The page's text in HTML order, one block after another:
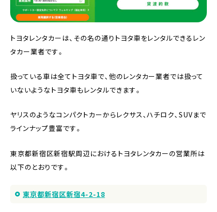
トヨタレンタカーは、その名の通りトヨタ車をレンタルできるレン
タカー業者です。
扱っている車は全てトヨタ車で、他のレンタカー業者では扱って
いないようなトヨタ車もレンタルできます。
ヤリスのようなコンパクトカーからレクサス、ハチロク、SUVまで
ラインナップ豊富です。
東京都新宿区新宿駅周辺におけるトヨタレンタカーの営業所は
以下のとおりです。
東京都新宿区新宿4-2-18